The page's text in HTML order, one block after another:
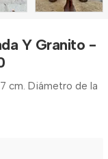
Y Granito -
cm. Diámetro de la